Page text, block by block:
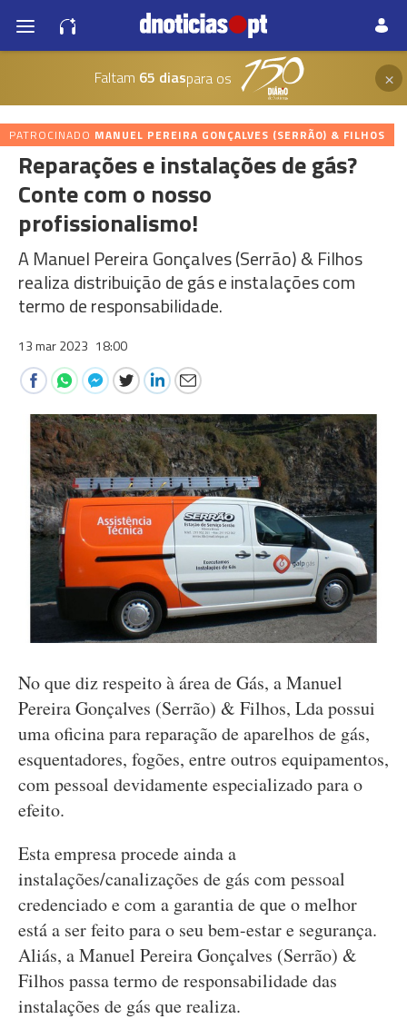
Faltam 65 diaspara os ×
PATROCINADO MANUEL PEREIRA GONÇALVES (SERRÃO) & FILHOS
Reparações e instalações de gás?
Conte com o nosso
profissionalismo!
A Manuel Pereira Gonçalves (Serrão) & Filhos
realiza distribuição de gás e instalações com
termo de responsabilidade.
13 mar 2023 18:00
No que diz respeito à área de Gás, a Manuel
Pereira Gonçalves (Serrão) & Filhos, Lda possui
uma oficina para reparação de aparelhos de gás,
esquentadores, fogões, entre outros equipamentos,
com pessoal devidamente especializado para o
efeito.
Esta empresa procede ainda a
instalações/canalizações de gás com pessoal
credenciado e com a garantia de que o melhor
está a ser feito para o seu bem-estar e segurança.
Aliás, a Manuel Pereira Gonçalves (Serrão) &
Filhos passa termo de responsabilidade das
instalações de gás que realiza.